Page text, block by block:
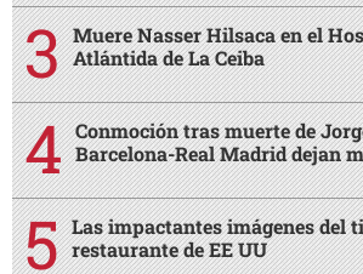
Muere Nasser Hilsaca en el
Atlántida de La Ceiba
Conmoción tras muerte de
Barcelona-Real Madrid dejan
Las impactantes imágenes del
restaurante de EE UU